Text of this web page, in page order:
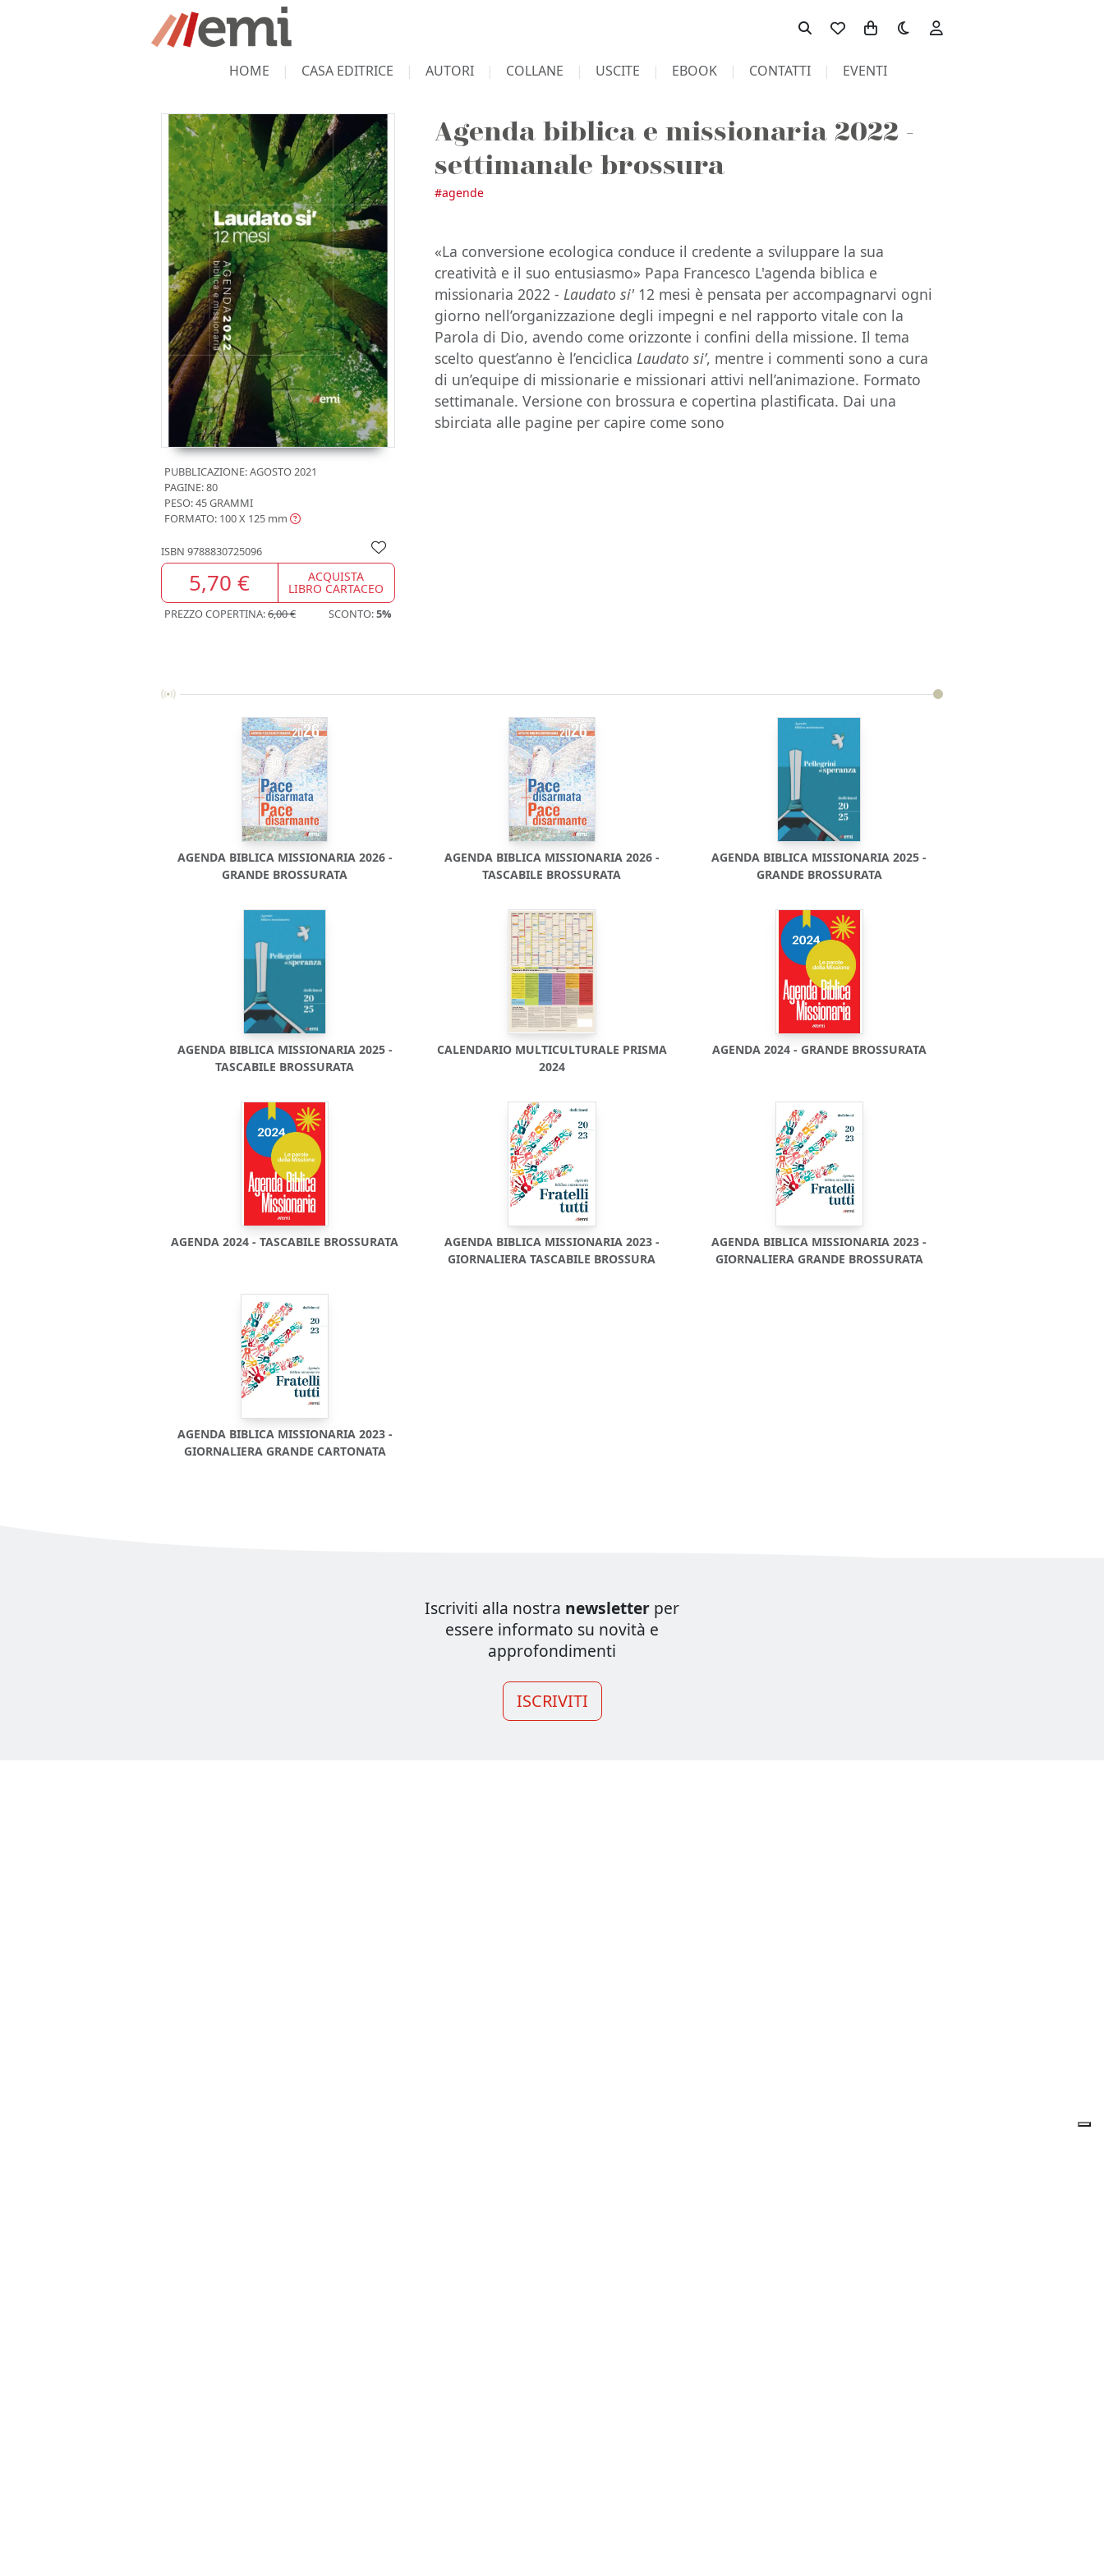
Toggle theme
HOME CASA EDITRICE AUTORI COLLANE USCITE EBOOK CONTATTI EVENTI
PUBBLICAZIONE:AGOSTO 2021
PAGINE: 80
PESO: 45 GRAMMI
FORMATO: 100 X 125 mm
ISBN 9788830725096
5,70 € ACQUISTA
LIBRO CARTACEO
PREZZO COPERTINA:6,00 € SCONTO:5%
Agenda biblica e missionaria 2022 -
settimanale brossura
#agende
«La conversione ecologica conduce il credente a sviluppare la sua
creatività e il suo entusiasmo» Papa Francesco L'agenda biblica e
missionaria 2022 -Laudato si' 12 mesi è pensata per accompagnarvi ogni
giorno nell’organizzazione degli impegni e nel rapporto vitale con la
Parola di Dio, avendo come orizzonte i confini della missione. Il tema
scelto quest’anno è l’enciclicaLaudato si’, mentre i commenti sono a cura
di un’equipe di missionarie e missionari attivi nell’animazione. Formato
settimanale. Versione con brossura e copertina plastificata. Dai una
sbirciata alle pagine per capire come sono
AGENDA BIBLICA MISSIONARIA 2026 -
GRANDE BROSSURATA
AGENDA BIBLICA MISSIONARIA 2026 -
TASCABILE BROSSURATA
AGENDA BIBLICA MISSIONARIA 2025 -
GRANDE BROSSURATA
AGENDA BIBLICA MISSIONARIA 2025 -
TASCABILE BROSSURATA
CALENDARIO MULTICULTURALE PRISMA
2024
AGENDA 2024 - GRANDE BROSSURATA
AGENDA 2024 - TASCABILE BROSSURATA
AGENDA BIBLICA MISSIONARIA 2023 -
GIORNALIERA TASCABILE BROSSURA
AGENDA BIBLICA MISSIONARIA 2023 -
GIORNALIERA GRANDE BROSSURATA
AGENDA BIBLICA MISSIONARIA 2023 -
GIORNALIERA GRANDE CARTONATA
Iscriviti alla nostra newsletter per
essere informato su novità e
approfondimenti
ISCRIVITI